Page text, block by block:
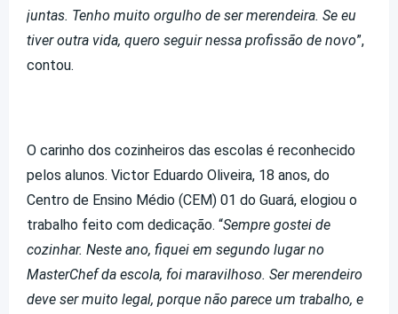
juntas. Tenho muito orgulho de ser merendeira. Se eu
tiver outra vida, quero seguir nessa profissão de novo”,
contou.
O carinho dos cozinheiros das escolas é reconhecido
pelos alunos. Victor Eduardo Oliveira, 18 anos, do
Centro de Ensino Médio (CEM) 01 do Guará, elogiou o
trabalho feito com dedicação. “Sempre gostei de
cozinhar. Neste ano, fiquei em segundo lugar no
MasterChef da escola, foi maravilhoso. Ser merendeiro
deve ser muito legal, porque não parece um trabalho, e